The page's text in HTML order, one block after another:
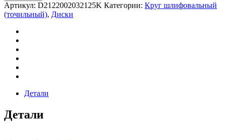
Артикул: D2122002032125K Категории: Круг шлифовальный
(точильный), Диски
Детали
Детали